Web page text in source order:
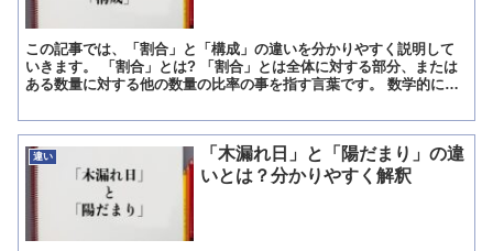
この記事では、「割合」と「構成」の違いを分かりやすく説明して
いきます。 「割合」とは? 「割合」とは全体に対する部分、または
ある数量に対する他の数量の比率の事を指す言葉です。 数学的には
違い
「木漏れ日」と「陽だまり」の違
いとは？分かりやすく解釈